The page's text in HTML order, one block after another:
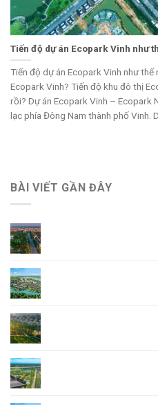
Tiến độ dự án Ecopark Vinh như
Tiến độ dự án Ecopark Vinh như thế
Ecopark Vinh? Tiến độ khu đô thị
rồi? Dự án Ecopark Vinh – Ecopark
lạc phía Đông Nam thành phố Vinh.
BÀI VIẾT GẦN ĐÂY